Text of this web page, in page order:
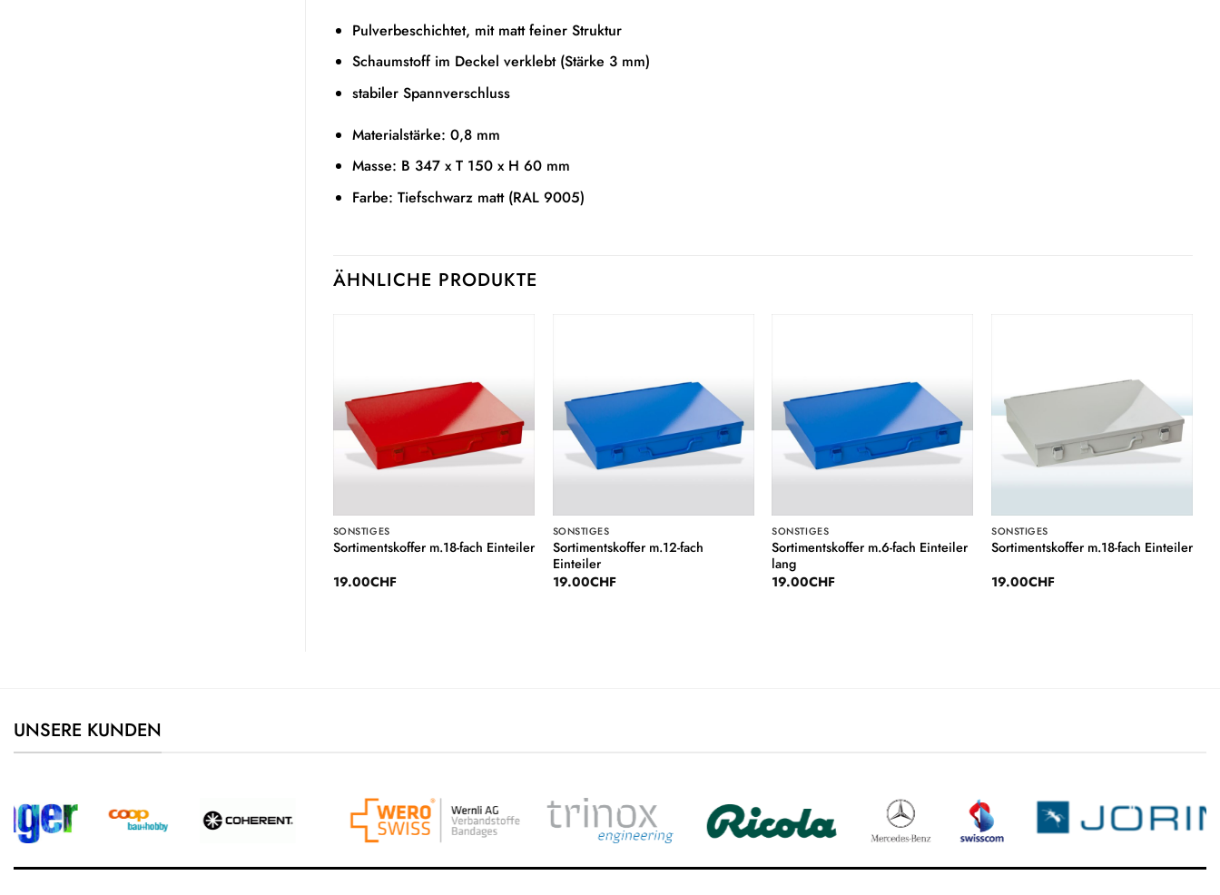
Pulverbeschichtet, mit matt feiner Struktur
Schaumstoff im Deckel verklebt (Stärke 3 mm)
stabiler Spannverschluss
Materialstärke: 0,8 mm
Masse: B 347 x T 150 x H 60 mm
Farbe: Tiefschwarz matt (RAL 9005)
ÄHNLICHE PRODUKTE
SONSTIGES
Sortimentskoffer m.18-fach Einteiler
19.00CHF
SONSTIGES
Sortimentskoffer m.12-fach
Einteiler
19.00CHF
SONSTIGES
Sortimentskoffer m.6-fach Einteiler
lang
19.00CHF
Wunschliste
SONSTIGES
Sortimentskoffer m.18-fach Einteiler
19.00CHF
UNSERE KUNDEN